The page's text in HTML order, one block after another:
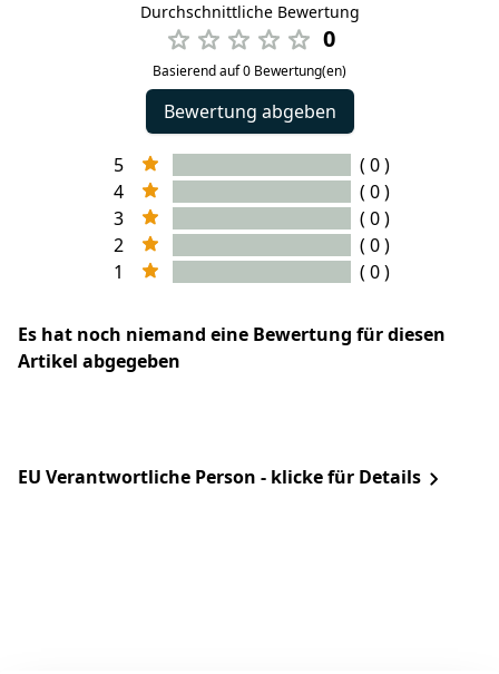
Durchschnittliche Bewertung
0
Basierend auf 0 Bewertung(en)
Bewertung abgeben
5
( 0 )
4
( 0 )
3
( 0 )
2
( 0 )
1
( 0 )
Es hat noch niemand eine Bewertung für diesen
Artikel abgegeben
EU Verantwortliche Person - klicke für Details